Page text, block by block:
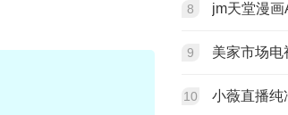
8
9
10